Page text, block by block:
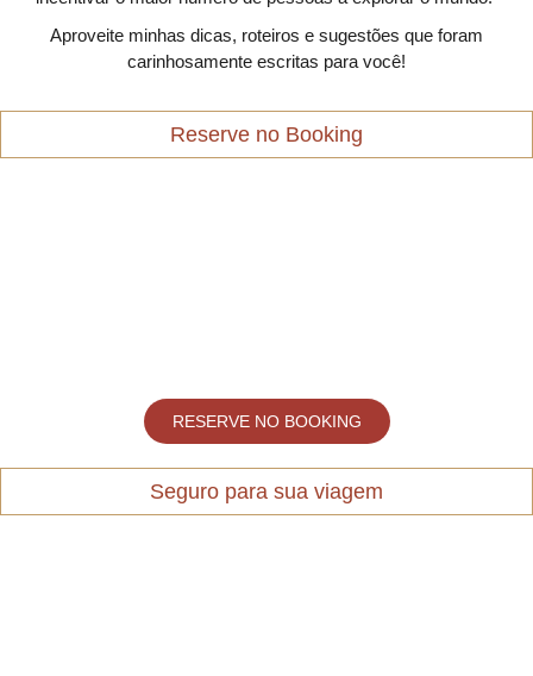
Aproveite minhas dicas, roteiros e sugestões que foram
carinhosamente escritas para você!
Reserve no Booking
RESERVE NO BOOKING
Seguro para sua viagem